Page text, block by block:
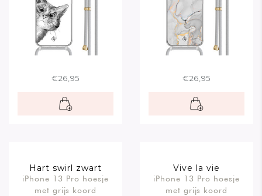
€26,95 €26,95
Hart swirl zwart
iPhone 13 Pro hoesje
met grijs koord
Vive la vie
iPhone 13 Pro hoesje
met grijs koord